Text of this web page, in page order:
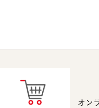
オン